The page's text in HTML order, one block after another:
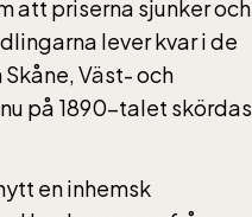
att priserna sjunker och
lever kvar i de
Väst- och
på 1890-talet skördas
en inhemsk